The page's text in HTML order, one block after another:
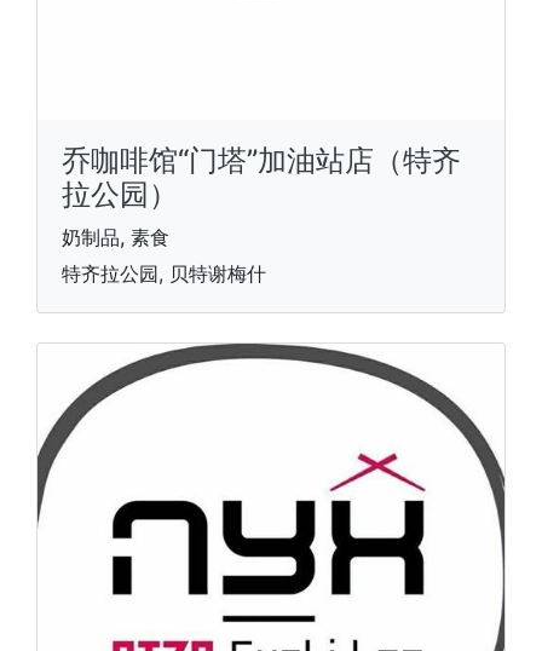
乔咖啡馆“门塔”加油站店（特齐
拉公园）
奶制品, 素食
特齐拉公园, 贝特谢梅什